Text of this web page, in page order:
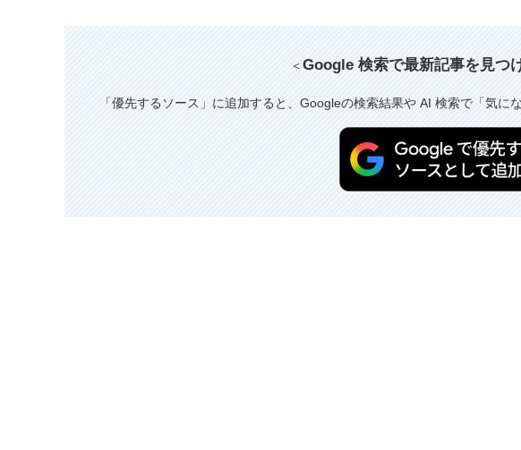
＜Google 検索で最新記事を見つ
「優先するソース」に追加すると、Googleの検索結果や AI 検索で「気に